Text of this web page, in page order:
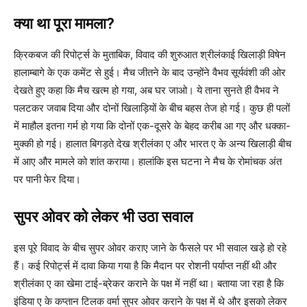
क्या था पूरा मामला?
क्रिकबज की रिपोर्ट्स के मुताबिक, विवाद की शुरुआत श्रीलंकाई खिलाड़ी विषेन
हालाम्बागे के एक कमेंट से हुई। मैच जीतने के बाद उन्होंने वैभव सूर्यवंशी की ओर
देखते हुए कहा कि मैच खत्म हो गया, अब घर जाओ। ये ताना सुनते ही वैभव ने
पलटकर जवाब दिया और दोनों खिलाड़ियों के बीच बहस तेज हो गई। कुछ ही पलों
में माहौल इतना गर्म हो गया कि दोनों एक-दूसरे के बेहद करीब आ गए और धक्का-
मुक्की हो गई। हालात बिगड़ते देख श्रीलंका ए और भारत ए के अन्य खिलाड़ी बीच
में आए और मामले को शांत कराया। हालांकि इस घटना ने मैच के रोमांचक अंत
पर पानी फेर दिया।
सुपर ओवर को लेकर भी उठा सवाल
इस पूरे विवाद के बीच सुपर ओवर कराए जाने के फैसले पर भी सवाल खड़े हो रहे
हैं। कई रिपोर्ट्स में दावा किया गया है कि मैदान पर रोशनी पर्याप्त नहीं थी और
श्रीलंका ए का खेमा टाई-ब्रेकर कराने के पक्ष में नहीं था। बताया जा रहा है कि
इंडिया ए के कप्तान टिलक वर्मा सुपर ओवर कराने के पक्ष में थे और इसको लेकर